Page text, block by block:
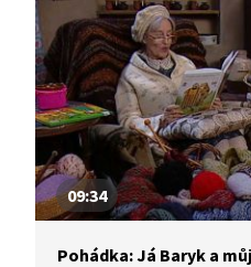
09:34
Pohádka: Já Baryk a